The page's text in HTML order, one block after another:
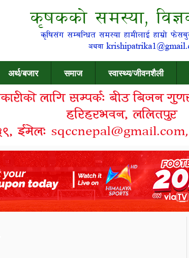
अर्थ/बजार समाज स्वास्थ्य/जीवनशैली